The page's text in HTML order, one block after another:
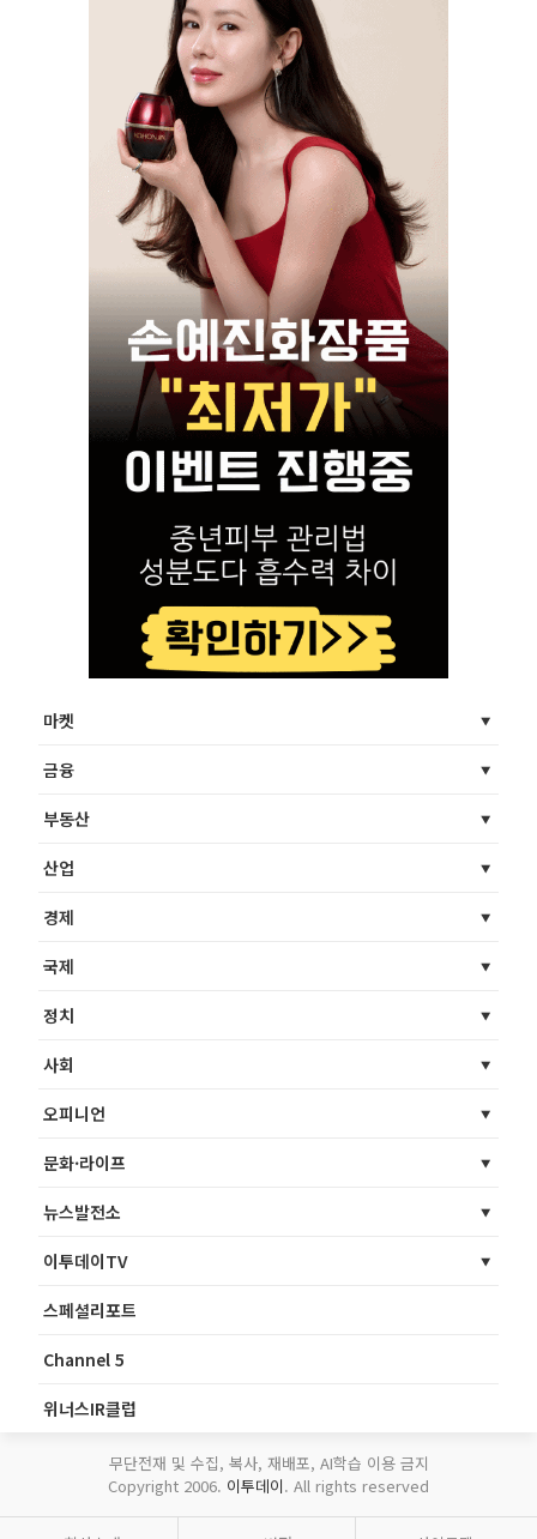
마켓
금융
부동산
산업
경제
국제
정치
사회
오피니언
문화·라이프
뉴스발전소
이투데이TV
스페셜리포트
Channel 5
위너스IR클럽
무단전재 및 수집, 복사, 재배포, AI학습 이용 금지
Copyright 2006. 이투데이. All rights reserved